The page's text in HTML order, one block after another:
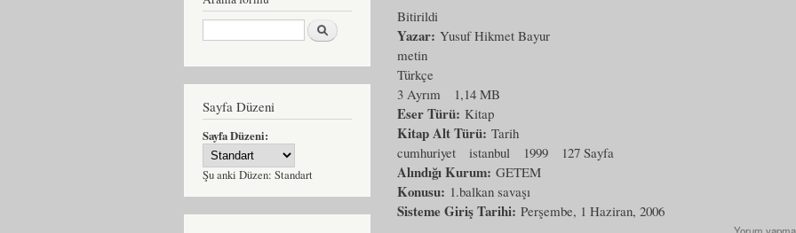
Ara
Sayfa Düzeni
Sayfa Düzeni:
Şu anki Düzen: Standart
Bitirildi
Yazar: Yusuf Hikmet Bayur
metin
Türkçe
3 Ayrım
1,14 MB
Eser Türü: Kitap
Kitap Alt Türü: Tarih
cumhuriyet
istanbul 1999 127 Sayfa
Alındığı Kurum: GETEM
Konusu: 1.balkan savaşı
Sisteme Giriş Tarihi: Perşembe, 1 Haziran, 2006